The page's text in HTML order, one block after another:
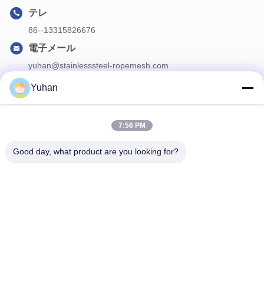
テレ
86--13315826676
電子メール
yuhan@stainlesssteel-ropemesh.com
私たちのニュースレター
ニュースレターを購読して、割引などを入手してください。
Yuhan
7:56 PM
Good day, what product are you looking for?